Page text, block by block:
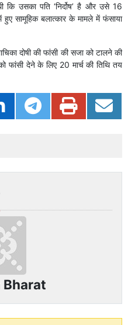
उसका पति ‘निर्दोष’ है और उसे 16
सामूहिक बलात्कार के मामले में फंसाया
दोषी की फांसी की सजा को टालने की
फांसी देने के लिए 20 मार्च की तिथि तय
Bharat